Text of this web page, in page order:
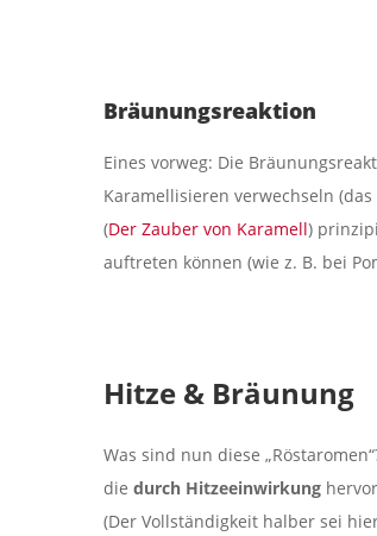
Bräunungsreaktion
Eines vorweg: Die
Karamellisieren verwechseln
(Der Zauber von Karamell)
auftreten können (wie z. B. bei
Hitze & Bräunung
Was sind nun diese
die durch Hitzeeinwirkung
(Der Vollständigkeit halber sei